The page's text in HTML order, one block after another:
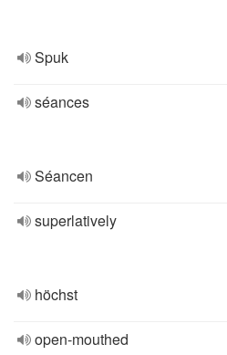
Spuk
séances
Séancen
superlatively
höchst
open-mouthed